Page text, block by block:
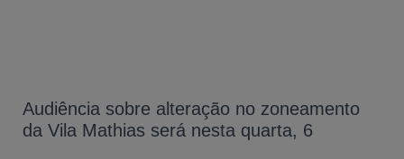
Audiência sobre alteração no zoneamento
da Vila Mathias será nesta quarta, 6